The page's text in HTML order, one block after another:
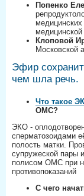
Попенко
медицинских
Клоповой
Московской
Эфир
чем шла речь.
Что такое
ОМС?⠀⠀
ЭКО -
сперматозоидами
полость матки.
супружеской пары
полисом ОМС при
противопоказаний⠀⠀
С чего